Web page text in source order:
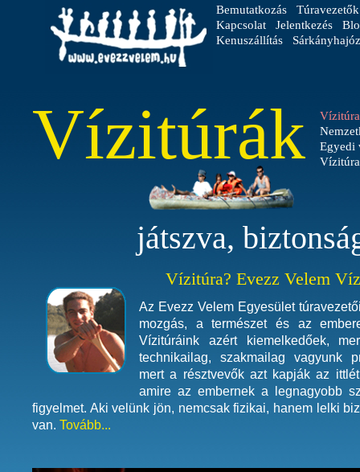
Bemutatkozás
Túravezetők
Kapcsolat
Jelentkezés
Kenuszállítás
Egyedi
Vízitúrák
játszva,
Vízitúra? Evezz Velem
Az Evezz Velem Egyesület
mozgás, a természet és az
Vízitúráink azért kiemelkedőek,
technikailag, szakmailag vagyunk
mert a résztvevők azt kapják az
amire az embernek a legnagyobb
figyelmet. Aki velünk jön, nemcsak fizikai, hanem lelki
van. Tovább...